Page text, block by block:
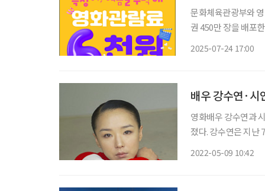
문화체육관광부와
권 450만 장을 배포
2025-07-24 17:00
배우 강수연·시
영화배우 강수연과
졌다. 강수연은 지난 7일 향년 55세로 별세했다. 지난 5일 자택에서 뇌출혈로 쓰러진 뒤 병원
2022-05-09 10:42